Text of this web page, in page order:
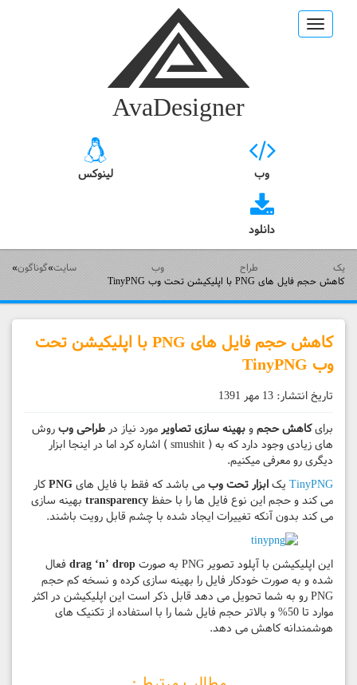
Toggle
navigation
AvaDesigner
وب لینوکس
دانلود
یک طراح وب سایت»گوناگون»
کاهش حجم فایل های PNG با اپلیکیشن تحت وب TinyPNG
کاهش حجم فایل های PNG با اپلیکیشن تحت
وب TinyPNG
تاریخ انتشار: 13 مهر 1391
برایکاهش حجم و بهینه سازی تصاویر مورد نیاز در طراحی وب روش
های زیادی وجود دارد که به ( smushit ) اشاره کرد اما در اینجا ابزار
دیگری رو معرفی میکنیم.
TinyPNG یک ابزار تحت وب می باشد که فقط با فایل های PNGکار
می کند و حجم این نوع فایل ها را با حفظ transparency بهینه سازی
می کند بدون آنکه تغییرات ایجاد شده با چشم قابل رویت باشند.
این اپلیکیشن با آپلود تصویر PNG به صورت drag ‘n’ drop فعال
شده و به صورت خودکار فایل را بهینه سازی کرده و نسخه کم حجم
PNG رو به شما تحویل می دهد قابل ذکر است این اپلیکیشن در اکثر
موارد تا 50% و بالاتر حجم فایل شما را با استفاده از تکنیک های
هوشمندانه کاهش می دهد.